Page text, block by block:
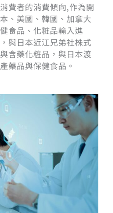
費者的消費傾向,作為開
、美國、韓國、加拿大
食品、化粧品輸入進
與日本近江兄弟社株式
含藥化粧品，與日本渡
藥品與保健食品。